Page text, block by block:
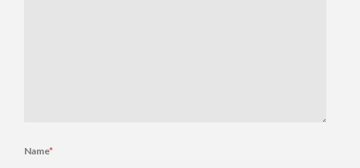
Name*